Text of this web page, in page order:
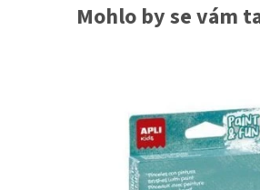
Mohlo by se vám